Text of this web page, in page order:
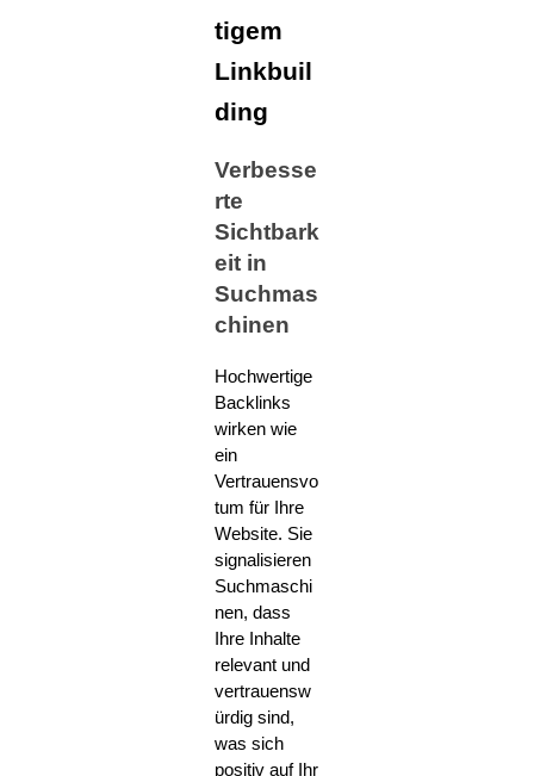
tigem
Linkbuil
ding
Verbesse
rte
Sichtbark
eit in
Suchmas
chinen
Hochwertige
Backlinks
wirken wie
ein
Vertrauensvo
tum für Ihre
Website. Sie
signalisieren
Suchmaschi
nen, dass
Ihre Inhalte
relevant und
vertrauensw
ürdig sind,
was sich
positiv auf Ihr